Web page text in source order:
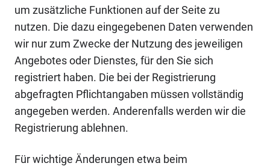
um zusätzliche Funktionen auf der Seite zu
nutzen. Die dazu eingegebenen Daten verwenden
wir nur zum Zwecke der Nutzung des jeweiligen
Angebotes oder Dienstes, für den Sie sich
registriert haben. Die bei der Registrierung
abgefragten Pflichtangaben müssen vollständig
angegeben werden. Anderenfalls werden wir die
Registrierung ablehnen.
Für wichtige Änderungen etwa beim